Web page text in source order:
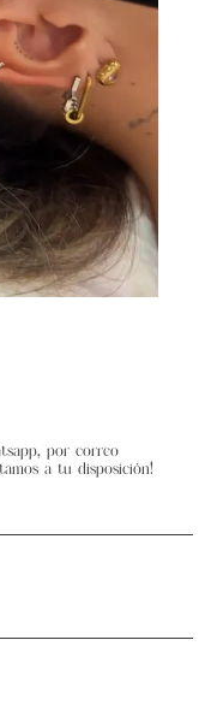
por correo
a tu disposición!